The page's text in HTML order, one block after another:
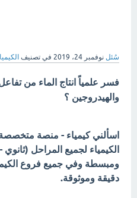
سُئل نوفمبر 24، 2019 في تصنيف
فسر علمياً انتاج الماء من
والهيدروجين ؟
اسألني كيمياء - منصة
الكيمياء لجميع المراحل
ومبسطة وفي جميع فروع
دقيقة وموثوقة.